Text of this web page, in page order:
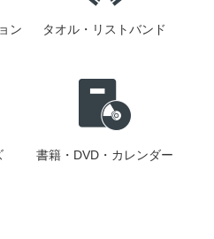
ン
タオル・リストバンド
書籍・DVD・カレンダー